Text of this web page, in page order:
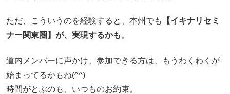
ただ、こういうのを経験すると、本州でも
【イキナリセミ
ナー関東圏】が、実現するかも 。
道内メンバーに声かけ、参加できる方は、もうわくわくが
始まってるかもね(^^)
時間がとぶのも、いつものお約束。